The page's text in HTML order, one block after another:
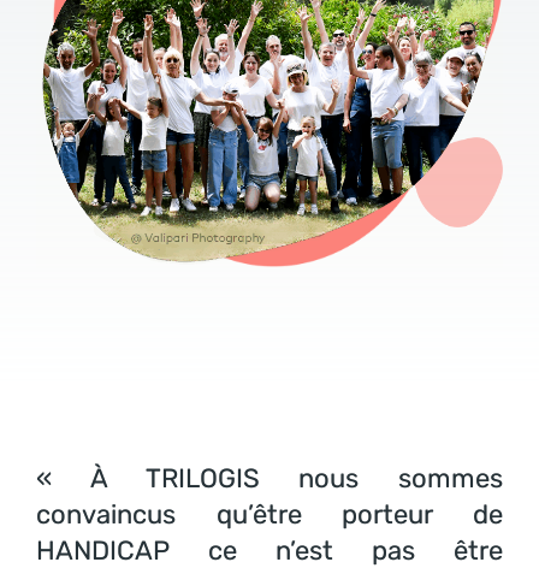
« À TRILOGIS nous sommes
convaincus qu’être porteur de
HANDICAP ce n’est pas être